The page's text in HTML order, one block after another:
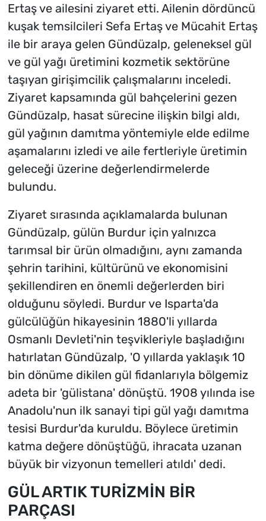
Ertaş ve ailesini ziyaret etti. Ailenin dördüncü
kuşak temsilcileri Sefa Ertaş ve Mücahit Ertaş
ile bir araya gelen Gündüzalp, geleneksel gül
ve gül yağı üretimini kozmetik sektörüne
taşıyan girişimcilik çalışmalarını inceledi.
Ziyaret kapsamında gül bahçelerini gezen
Gündüzalp, hasat sürecine ilişkin bilgi aldı,
gül yağının damıtma yöntemiyle elde edilme
aşamalarını izledi ve aile fertleriyle üretimin
geleceği üzerine değerlendirmelerde
bulundu.
Ziyaret sırasında açıklamalarda bulunan
Gündüzalp, gülün Burdur için yalnızca
tarımsal bir ürün olmadığını, aynı zamanda
şehrin tarihini, kültürünü ve ekonomisini
şekillendiren en önemli değerlerden biri
olduğunu söyledi. Burdur ve Isparta'da
gülcülüğün hikayesinin 1880'li yıllarda
Osmanlı Devleti'nin teşvikleriyle başladığını
hatırlatan Gündüzalp, 'O yıllarda yaklaşık 10
bin dönüme dikilen gül fidanlarıyla bölgemiz
adeta bir 'gülistana' dönüştü. 1908 yılında ise
Anadolu'nun ilk sanayi tipi gül yağı damıtma
tesisi Burdur'da kuruldu. Böylece üretimin
katma değere dönüştüğü, ihracata uzanan
büyük bir vizyonun temelleri atıldı' dedi.
GÜL ARTIK TURİZMİN BİR
PARÇASI